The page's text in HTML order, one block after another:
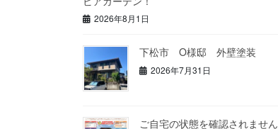
2026年8月1日
下松市 O様邸 外壁塗装
2026年7月31日
ご自宅の状態を確認されません